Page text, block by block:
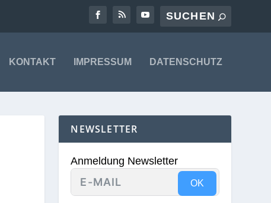
KONTAKT IMPRESSUM DATENSCHUTZ
NEWSLETTER
Anmeldung Newsletter
OK